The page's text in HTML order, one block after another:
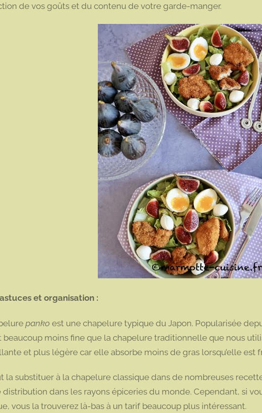
de vos goûts et du contenu de votre garde-manger.
et organisation :
panko est une chapelure typique du Japon. Popularisée
beaucoup moins fine que la chapelure traditionnelle que nous
et plus légère car elle absorbe moins de gras lorsqu’elle est
la substituer à la chapelure classique dans de nombreuses
dans les rayons épiceries du monde. Cependant, si
vous la trouverez là-bas à un tarif beaucoup plus intéressant.